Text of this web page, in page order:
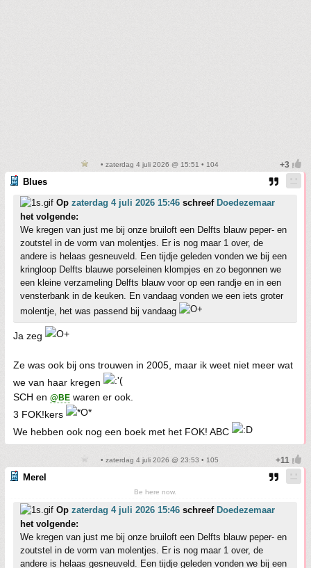
• zaterdag 4 juli 2026 @ 15:51 • 104
Blues
Op zaterdag 4 juli 2026 15:46 schreef Doedezemaar
het volgende:
We kregen van just me bij onze bruiloft een Delfts blauw peper- en
zoutstel in de vorm van molentjes. Er is nog maar 1 over, de
andere is helaas gesneuveld. Een tijdje geleden vonden we bij een
kringloop Delfts blauwe porseleinen klompjes en zo begonnen we
een kleine verzameling Delfts blauw voor op een randje en in een
vensterbank in de keuken. En vandaag vonden we een iets groter
molentje, het was passend bij vandaag
Ja zeg
Ze was ook bij ons trouwen in 2005, maar ik weet niet meer wat
we van haar kregen
SCH en @BE waren er ook.
3 FOK!kers
We hebben ook nog een boek met het FOK! ABC
• zaterdag 4 juli 2026 @ 23:53 • 105
Merel
Be here now.
Op zaterdag 4 juli 2026 15:46 schreef Doedezemaar
het volgende:
We kregen van just me bij onze bruiloft een Delfts blauw peper- en
zoutstel in de vorm van molentjes. Er is nog maar 1 over, de
andere is helaas gesneuveld. Een tijdje geleden vonden we bij een